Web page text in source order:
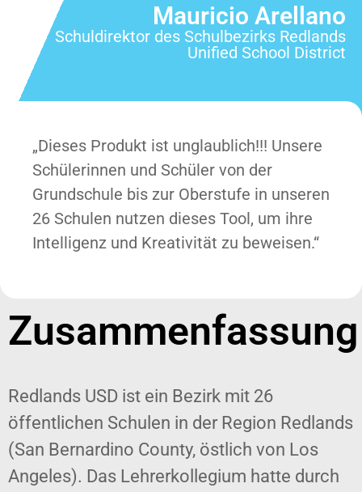
Mauricio Arellano
Schuldirektor des Schulbezirks Redlands
Unified School District
„Dieses Produkt ist unglaublich!!! Unsere
Schülerinnen und Schüler von der
Grundschule bis zur Oberstufe in unseren
26 Schulen nutzen dieses Tool, um ihre
Intelligenz und Kreativität zu beweisen.“
Zusammenfassung
Redlands USD ist ein Bezirk mit 26
öffentlichen Schulen in der Region Redlands
(San Bernardino County, östlich von Los
Angeles). Das Lehrerkollegium hatte durch